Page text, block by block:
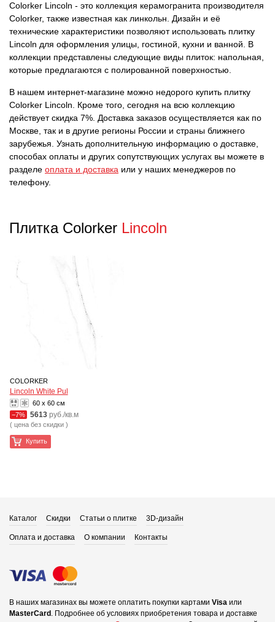
Colorker Lincoln - это коллекция керамогранита производителя
Colorker, также известная как линкольн. Дизайн и её
технические характеристики позволяют использовать плитку
Lincoln для оформления улицы, гостиной, кухни и ванной. В
коллекции представлены следующие виды плиток: напольная,
которые предлагаются с полированной поверхностью.
В нашем интернет-магазине можно недорого купить плитку
Colorker Lincoln. Кроме того, сегодня на всю коллекцию
действует скидка 7%. Доставка заказов осуществляется как по
Москве, так и в другие регионы России и страны ближнего
зарубежья. Узнать дополнительную информацию о доставке,
способах оплаты и других сопутствующих услугах вы можете в
разделе оплата и доставка или у наших менеджеров по
телефону.
Плитка Colorker Lincoln
COLORKER
Lincoln White Pul
60 x 60 см
−7%
5613 руб./кв.м
( цена без скидки )
Купить
Каталог Скидки Статьи о плитке 3D-дизайн
Оплата и доставка О компании Контакты
В наших магазинах вы можете оплатить покупки картами Visa или
MasterCard . Подробнее об условиях приобретения товара и доставке